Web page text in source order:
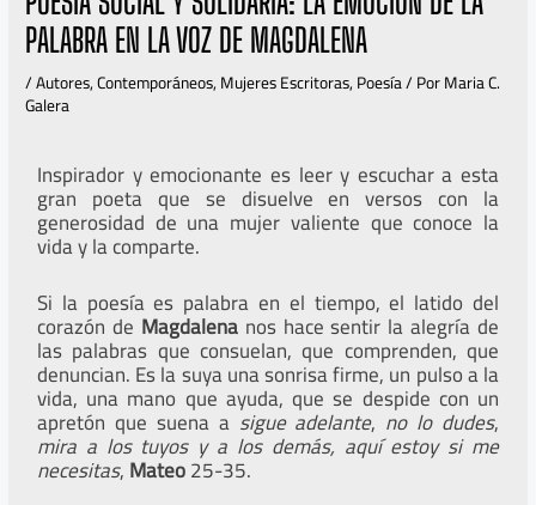
PALABRA EN LA VOZ DE MAGDALENA
/Autores,Contemporáneos,Mujeres Escritoras,Poesía/ PorMaria C.
Galera
Inspirador y emocionante es leer y escuchar a esta
gran poeta que se disuelve en versos con la
generosidad de una mujer valiente que conoce la
vida y la comparte.
Si la poesía es palabra en el tiempo, el latido del
corazón de Magdalenanos hace sentir la alegría de
las palabras que consuelan, que comprenden, que
denuncian. Es la suya una sonrisa firme, un pulso a la
vida, una mano que ayuda, que se despide con un
apretón que suena a sigue adelante, no lo dudes,
mira a los tuyos y a los demás, aquí estoy si me
necesitas,Mateo25-35.